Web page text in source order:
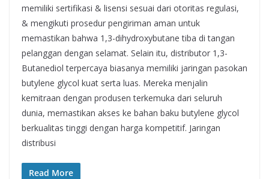
memiliki sertifikasi & lisensi sesuai dari otoritas regulasi,
& mengikuti prosedur pengiriman aman untuk
memastikan bahwa 1,3-dihydroxybutane tiba di tangan
pelanggan dengan selamat. Selain itu, distributor 1,3-
Butanediol terpercaya biasanya memiliki jaringan pasokan
butylene glycol kuat serta luas. Mereka menjalin
kemitraan dengan produsen terkemuka dari seluruh
dunia, memastikan akses ke bahan baku butylene glycol
berkualitas tinggi dengan harga kompetitif. Jaringan
distribusi
Read More